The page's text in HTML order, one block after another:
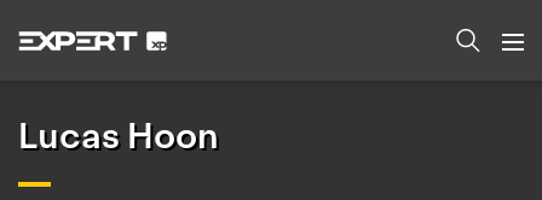
Lucas Hoon